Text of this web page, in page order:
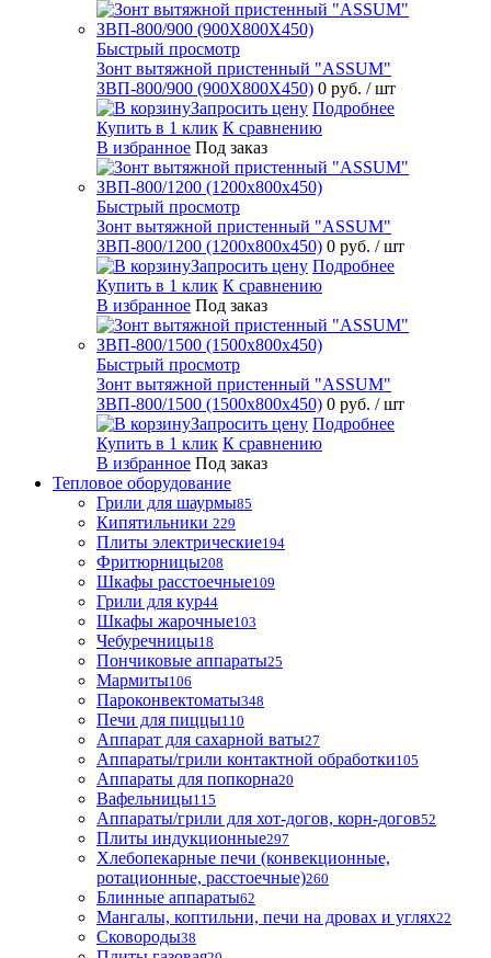
Быстрый просмотр
Зонт вытяжной пристенный "ASSUM"
ЗВП-800/900 (900Х800Х450) 0 руб. / шт
Запросить цену Подробнее
Купить в 1 клик К сравнению
В избранное Под заказ
Быстрый просмотр
Зонт вытяжной пристенный "ASSUM"
ЗВП-800/1200 (1200х800х450) 0 руб. / шт
Запросить цену Подробнее
Купить в 1 клик К сравнению
В избранное Под заказ
Быстрый просмотр
Зонт вытяжной пристенный "ASSUM"
ЗВП-800/1500 (1500х800х450) 0 руб. / шт
Запросить цену Подробнее
Купить в 1 клик К сравнению
В избранное Под заказ
Тепловое оборудование
Грили для шаурмы85
Кипятильники 229
Плиты электрические194
Фритюрницы208
Шкафы расстоечные109
Грили для кур44
Шкафы жарочные103
Чебуречницы18
Пончиковые аппараты25
Мармиты106
Пароконвектоматы348
Печи для пиццы110
Аппарат для сахарной ваты27
Аппараты/грили контактной обработки105
Аппараты для попкорна20
Вафельницы115
Аппараты/грили для хот-догов, корн-догов52
Плиты индукционные297
Хлебопекарные печи (конвекционные,
ротационные, расстоечные)260
Блинные аппараты62
Мангалы, коптильни, печи на дровах и углях22
Сковороды38